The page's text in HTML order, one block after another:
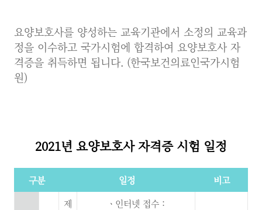
요양보호사를 양성하는 교육기관에서 소정의 교육과
정을 이수하고 국가시험에 합격하여 요양보호사 자
격증을 취득하면 됩니다. (한국보건의료인국가시험
원)
2021년 요양보호사 자격증 시험 일정
구분 일정 비고
제
ㆍ인터넷 접수 :